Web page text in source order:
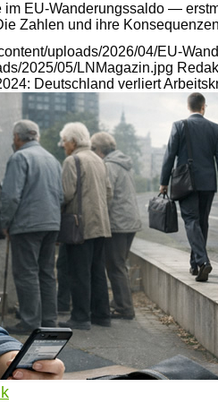
im EU-Wanderungssaldo —
Zahlen und ihre
uploads/2026/04/EU-
2025/05/LNMagazin.jpg
Deutschland verliert